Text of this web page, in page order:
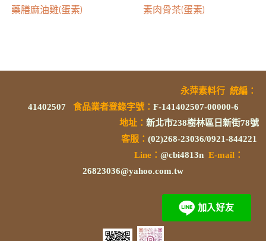
藥膳麻油雞(蛋素) 素肉骨茶(蛋素)
永萍素料行 統編 ：
41402507
食品業者登錄字號： F-141402507-00000-6
地址： 新北市238樹林區日新街78號
客服： (02)268-23036/0921-844221
Line： @cbi4813n E-mail：
26823036@yahoo.com.tw